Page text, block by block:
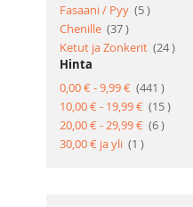
Fasaani / Pyy
5tuote
Chenille 37tuote
Ketut ja Zonkerit 24tuote
Hinta
0,00 €-9,99 € 441 tuote
10,00 €- 19,99 € 15tuote
20,00 €-29,99 € 6tuote
30,00 € ja yli 1 tuote